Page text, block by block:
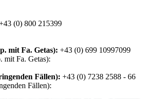
(0) 800 215399
mit Fa. Getas): +43 (0) 699 10997099
mit Fa. Getas):
Fällen): +43 (0) 7238 2588 - 66
Fällen):